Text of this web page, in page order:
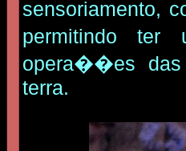
sensoriamento,
permitindo ter
opera��es
terra.